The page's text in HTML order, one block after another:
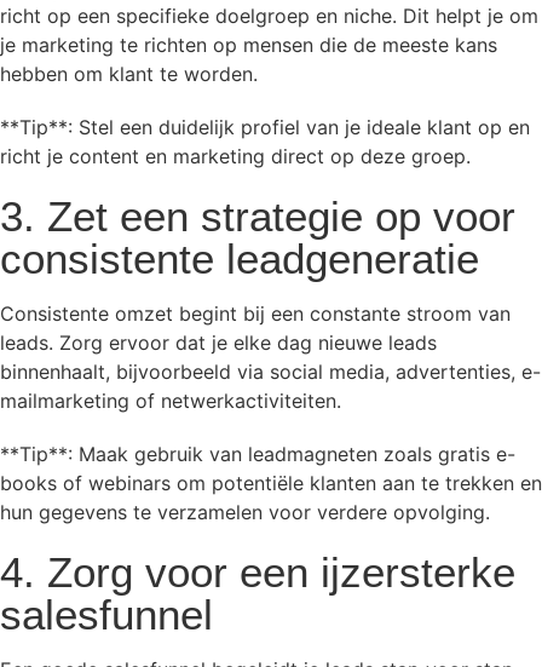
richt op een specifieke doelgroep en niche. Dit helpt je om
je marketing te richten op mensen die de meeste kans
hebben om klant te worden.
**Tip**: Stel een duidelijk profiel van je ideale klant op en
richt je content en marketing direct op deze groep.
3. Zet een strategie op voor
consistente leadgeneratie
Consistente omzet begint bij een constante stroom van
leads. Zorg ervoor dat je elke dag nieuwe leads
binnenhaalt, bijvoorbeeld via social media, advertenties, e-
mailmarketing of netwerkactiviteiten.
**Tip**: Maak gebruik van leadmagneten zoals gratis e-
books of webinars om potentiële klanten aan te trekken en
hun gegevens te verzamelen voor verdere opvolging.
4. Zorg voor een ijzersterke
salesfunnel